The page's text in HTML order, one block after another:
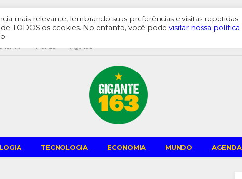
Mundo Agenda
TECNOLOGIA ECONOMIA MUNDO AGENDA
mais relevante, lembrando suas preferências e visitas repetidas.
TODOS os cookies. No entanto, você pode visitar nossa política